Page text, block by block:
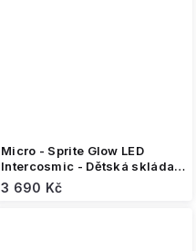
Micro - Sprite Glow LED
Intercosmic - Dětská skládací
koloběžka
3 690 Kč